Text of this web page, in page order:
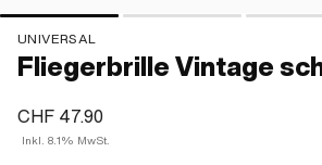
UNIVERSAL
Fliegerbrille Vintage
CHF 47.90
Inkl. 8.1% MwSt.